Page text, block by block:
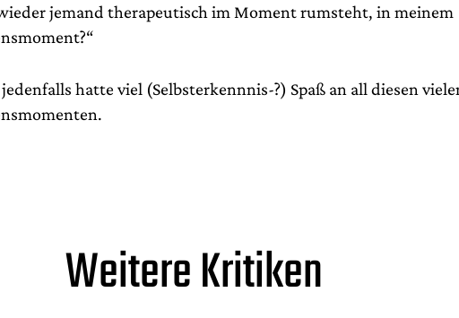
jemand therapeutisch im Moment rumsteht, in meinem
hatte viel (Selbsterkennnis-?) Spaß an all diesen
Weitere Kritiken